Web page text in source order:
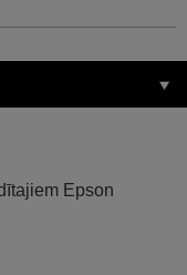
Epson